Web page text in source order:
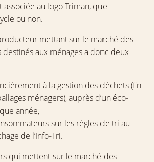
au logo Triman, que
ou non.
mettant sur le marché des
aux ménages a donc deux
à la gestion des déchets (fin
ménagers), auprès d’un éco-
année,
sur les règles de tri au
de l’Info-Tri.
qui mettent sur le marché des